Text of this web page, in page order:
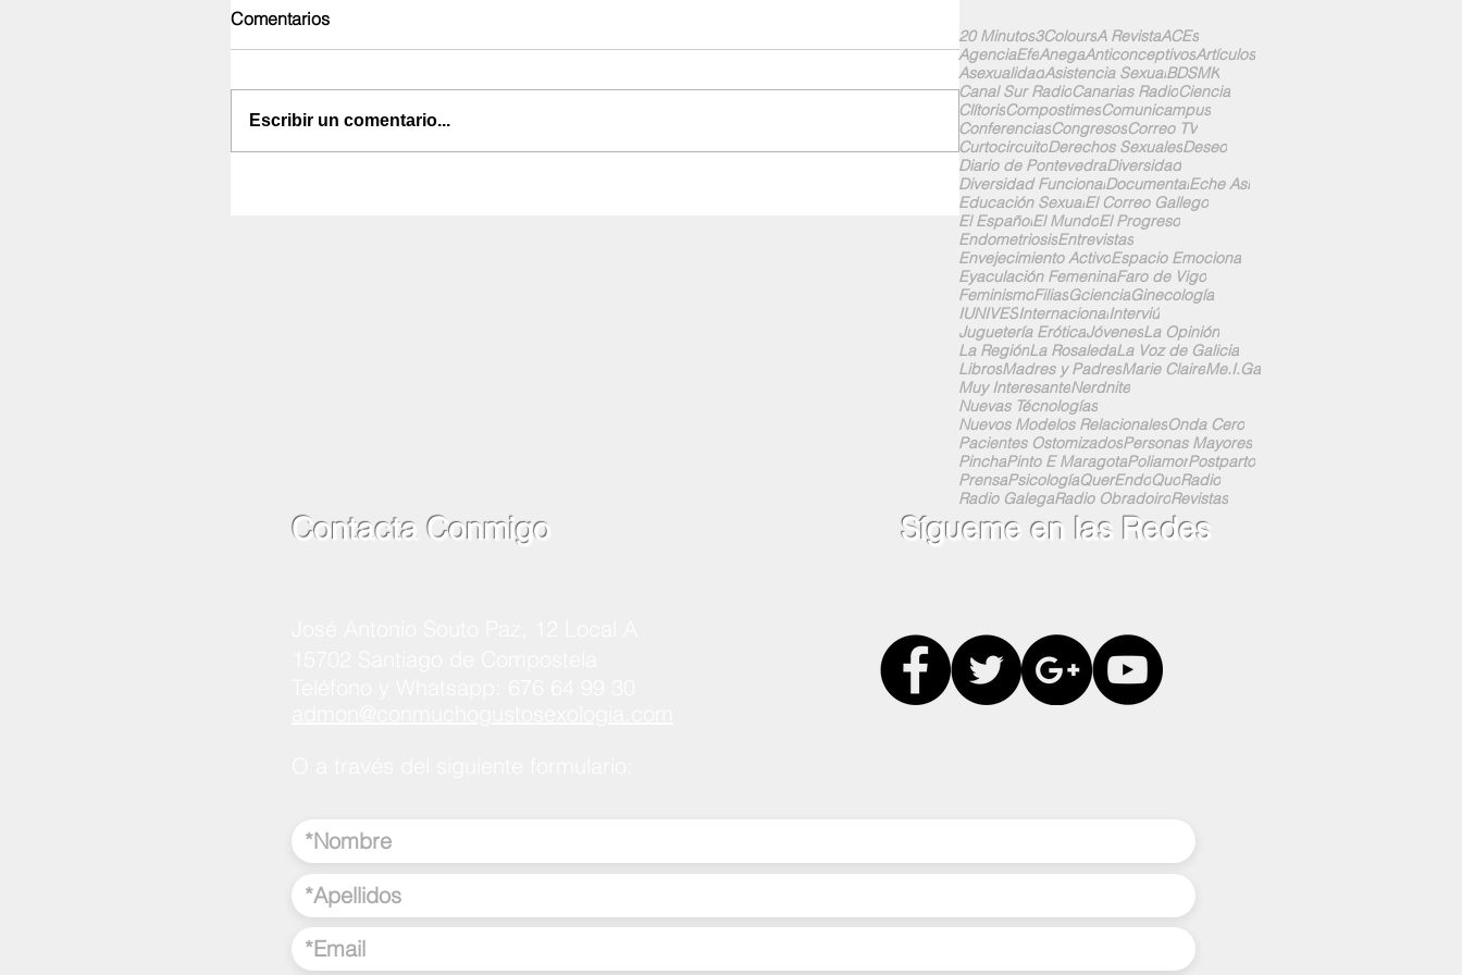
Comentarios
Escribir un comentario...
20 Minutos3ColoursA RevistaACEs
AgenciaEfeAnegaAnticonceptivosArtículos
AsexualidadAsistencia SexualBDSMK
Canal Sur RadioCanarias RadioCiencia
ClítorisCompostimesComunicampus
ConferenciasCongresosCorreo TV
CurtocircuitoDerechos SexualesDeseo
Diario de PontevedraDiversidad
Diversidad FuncionalDocumentalEche Así
Educación SexualEl Correo Gallego
El EspañolEl MundoEl Progreso
EndometriosisEntrevistas
Envejecimiento ActivoEspacio Emociona
Eyaculación FemeninaFaro de Vigo
FeminismoFiliasGcienciaGinecología
IUNIVESInternacionalInterviú
Juguetería EróticaJóvenesLa Opinión
La RegiónLa RosaledaLa Voz de Galicia
LibrosMadres y PadresMarie ClaireMe.I.Ga
Muy InteresanteNerdnite
Nuevas Técnologías
Nuevos Modelos RelacionalesOnda Cero
Pacientes OstomizadosPersonas Mayores
PinchaPinto E MaragotaPoliamorPostparto
PrensaPsicologíaQuerEndoQuoRadio
Radio GalegaRadio ObradoiroRevistas
Contacta Conmigo Sígueme en las Redes